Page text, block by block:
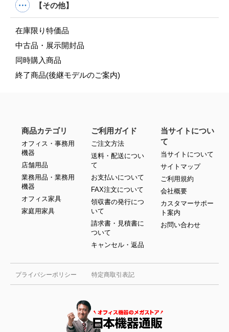
【その他】
在庫限り特価品
中古品・展示開封品
同時購入商品
終了商品(後継モデルのご案内)
プライバシーポリシー 特定商取引表記
商品カテゴリ
オフィス・事務用
機器
店舗用品
業務用品・業務用
機器
オフィス家具
家庭用家具
ご利用ガイド
ご注文方法
送料・配送につい
て
お支払いについて
FAX注文について
領収書の発行につ
いて
請求書・見積書に
ついて
キャンセル・返品
当サイトについ
て
当サイトについて
サイトマップ
ご利用規約
会社概要
カスタマーサポー
ト案内
お問い合わせ